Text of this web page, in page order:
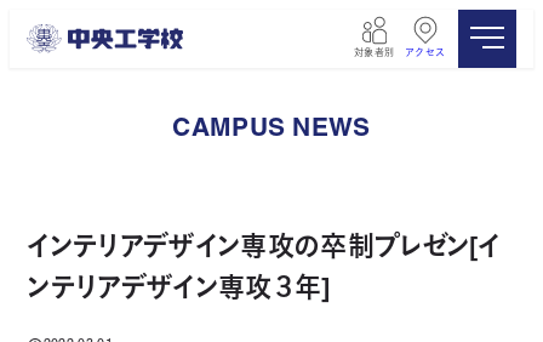
対象者別 アクセス
CAMPUS NEWS
インテリアデザイン専攻の卒制プレゼン[イ
ンテリアデザイン専攻３年]